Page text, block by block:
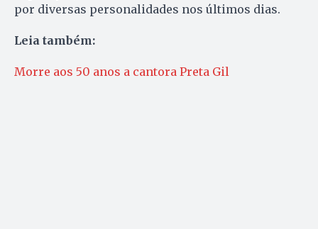
por diversas personalidades nos últimos dias.
Leia também:
Morre aos 50 anos a cantora Preta Gil